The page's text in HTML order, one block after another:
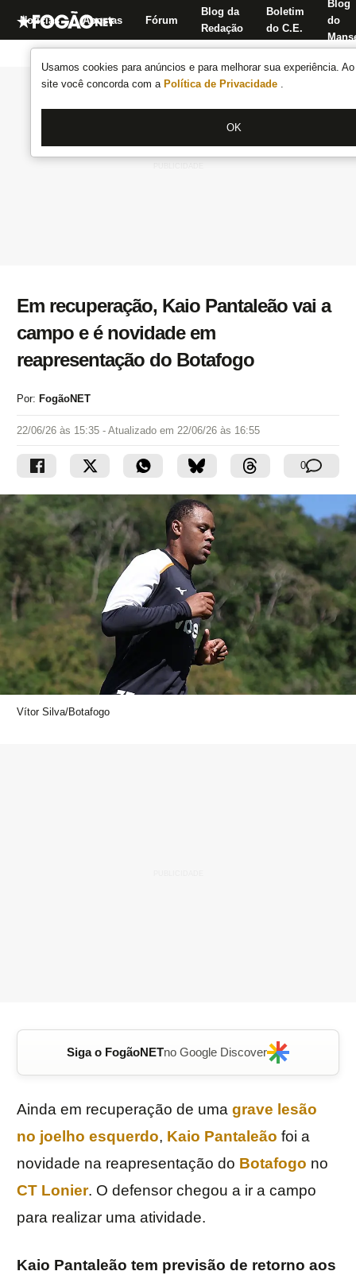
Usamos cookies para anúncios e para melhorar sua experiência.
site você concorda com a Política de Privacidade .
OK
Notícias Apostas Fórum
Blog da
Redação
Boletim
do C.E.
Blog
do
Em recuperação, Kaio Pantaleão vai a
campo e é novidade em
reapresentação do Botafogo
Por: FogãoNET
22/06/26 às 15:35 - Atualizado em 22/06/26 às 16:55
0
Vítor Silva/Botafogo
Siga o FogãoNETno Google Discover
Ainda em recuperação de uma grave lesão
no joelho esquerdo, Kaio Pantaleão foi a
novidade na reapresentação do Botafogo no
CT Lonier. O defensor chegou a ir a campo
para realizar uma atividade.
Kaio Pantaleão tem previsão de retorno aos